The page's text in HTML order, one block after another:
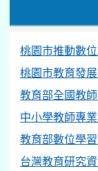
桃園市推動數
桃園市教育發
教育部全國教
中小學教師專
教育部數位學
台灣教育研究